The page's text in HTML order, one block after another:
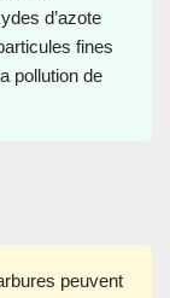
d’azote
fines
pollution de
peuvent